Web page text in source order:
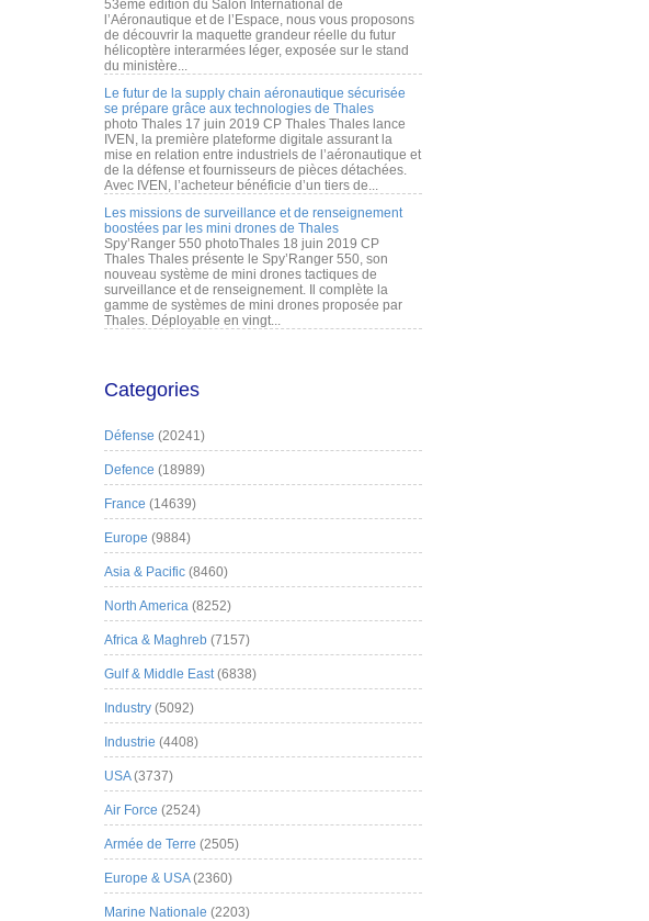
53ème édition du Salon International de
l’Aéronautique et de l’Espace, nous vous proposons
de découvrir la maquette grandeur réelle du futur
hélicoptère interarmées léger, exposée sur le stand
du ministère...
Le futur de la supply chain aéronautique sécurisée
se prépare grâce aux technologies de Thales
photo Thales 17 juin 2019 CP Thales Thales lance
IVEN, la première plateforme digitale assurant la
mise en relation entre industriels de l’aéronautique et
de la défense et fournisseurs de pièces détachées.
Avec IVEN, l’acheteur bénéficie d’un tiers de...
Les missions de surveillance et de renseignement
boostées par les mini drones de Thales
Spy’Ranger 550 photoThales 18 juin 2019 CP
Thales Thales présente le Spy’Ranger 550, son
nouveau système de mini drones tactiques de
surveillance et de renseignement. Il complète la
gamme de systèmes de mini drones proposée par
Thales. Déployable en vingt...
Categories
Défense (20241)
Defence (18989)
France (14639)
Europe (9884)
Asia & Pacific (8460)
North America (8252)
Africa & Maghreb (7157)
Gulf & Middle East(6838)
Industry (5092)
Industrie (4408)
USA(3737)
Air Force (2524)
Armée de Terre (2505)
Europe & USA(2360)
Marine Nationale (2203)